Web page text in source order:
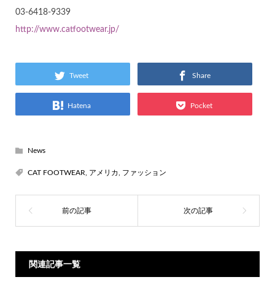
03-6418-9339
http://www.catfootwear.jp/
Tweet Share
Hatena Pocket
News
CAT FOOTWEAR アメリカ ファッション
関連記事一覧